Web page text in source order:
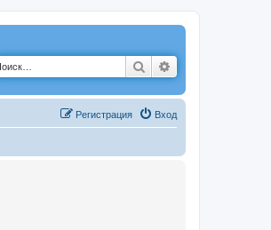
Поиск
Вход
Регистрация